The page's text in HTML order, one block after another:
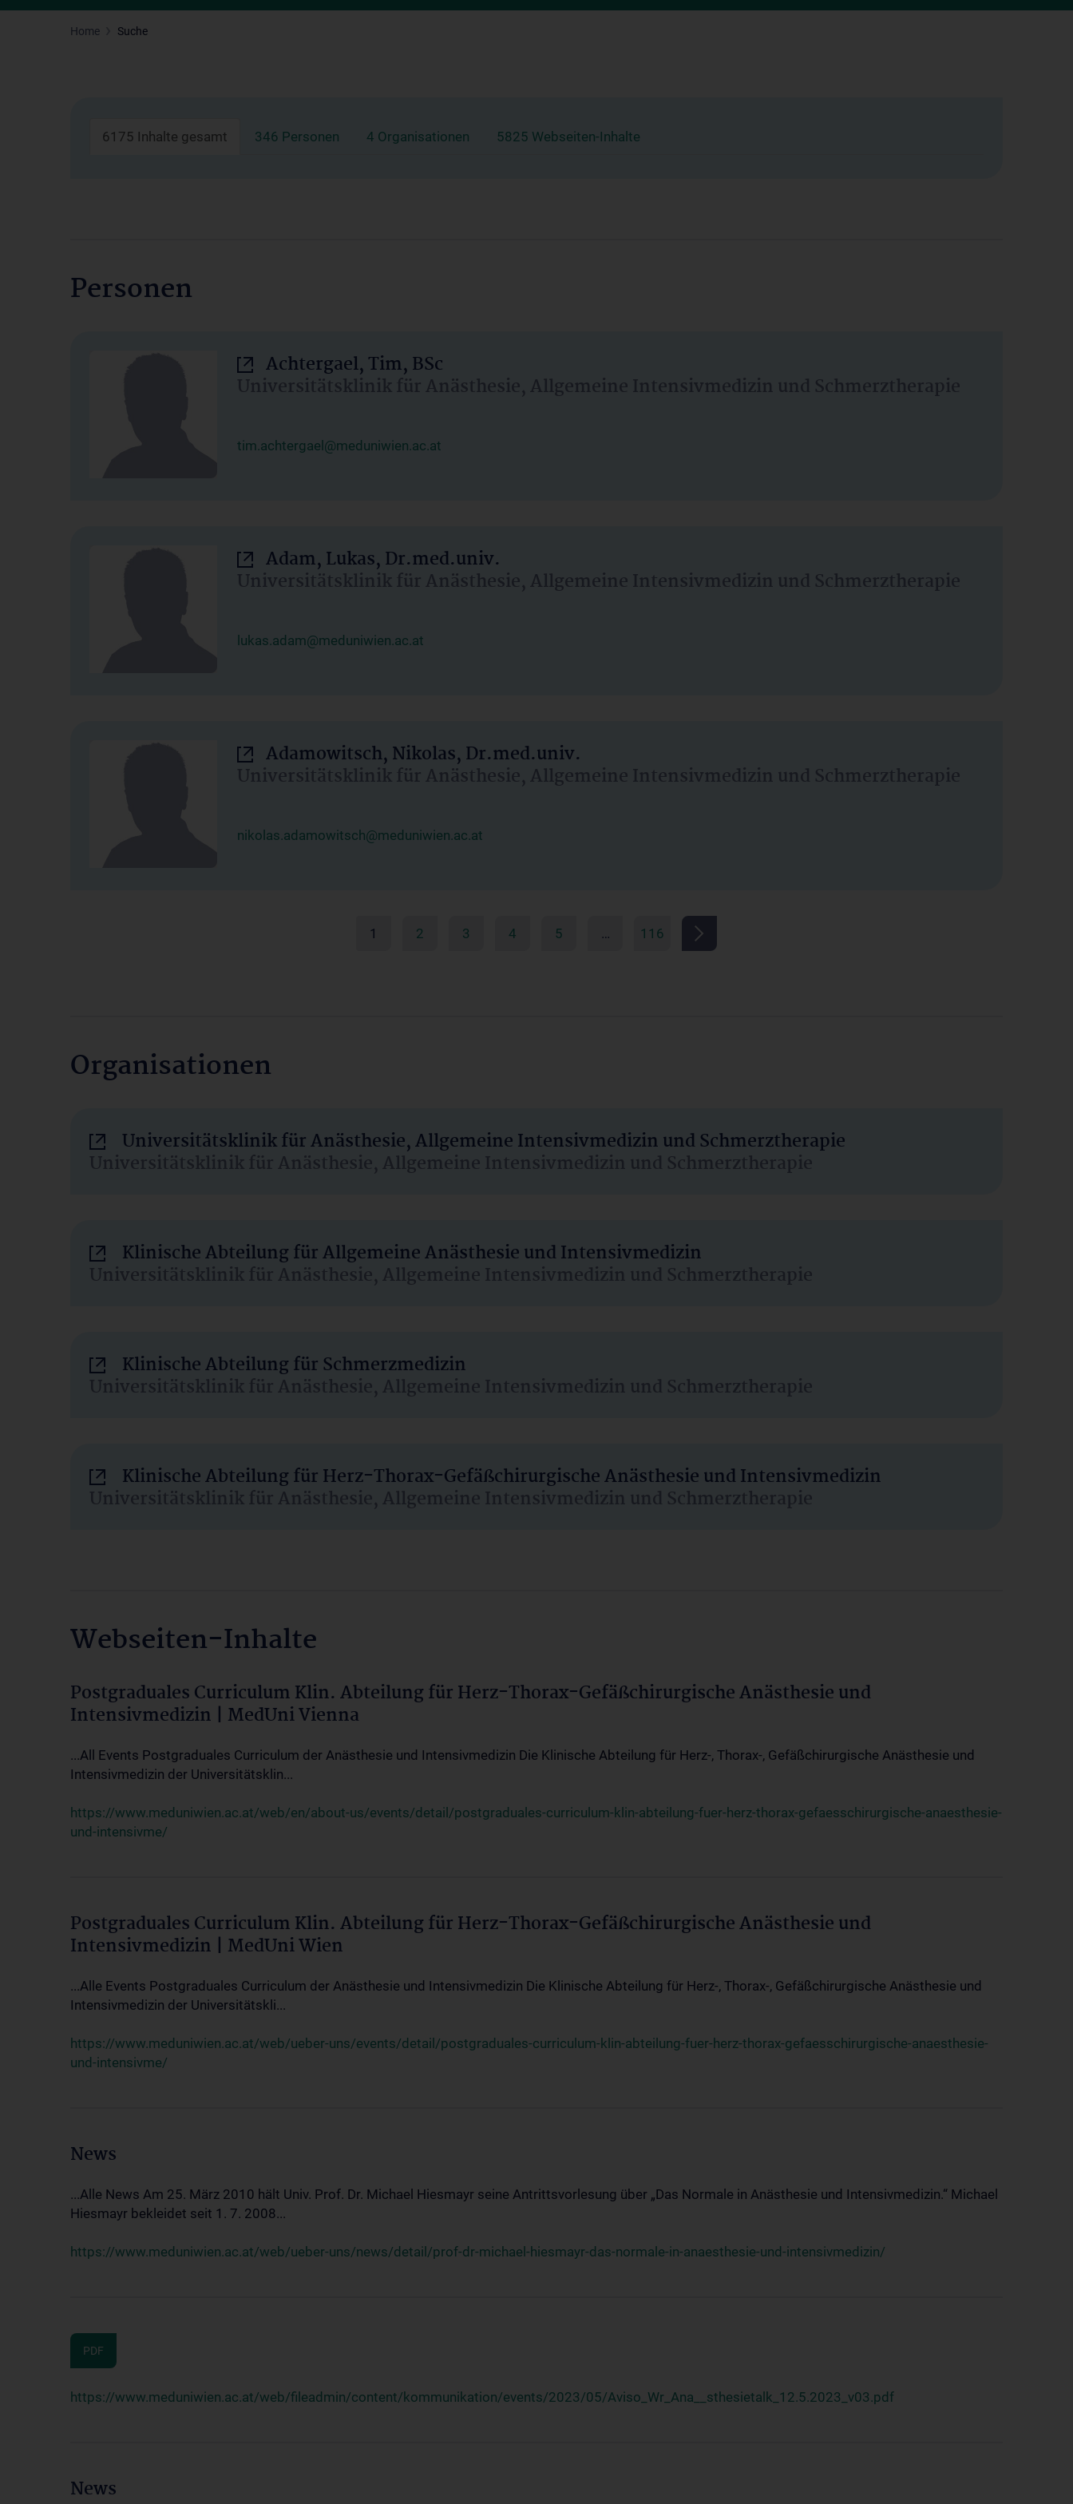
Home Suche
6175 Inhalte gesamt 346 Personen 4 Organisationen 5825 Webseiten-Inhalte
Personen
Achtergael, Tim, BSc
Universitätsklinik für Anästhesie, Allgemeine Intensivmedizin und Schmerztherapie
tim.achtergael@meduniwien.ac.at
Adam, Lukas, Dr.med.univ.
Universitätsklinik für Anästhesie, Allgemeine Intensivmedizin und Schmerztherapie
lukas.adam@meduniwien.ac.at
Adamowitsch, Nikolas, Dr.med.univ.
Universitätsklinik für Anästhesie, Allgemeine Intensivmedizin und Schmerztherapie
nikolas.adamowitsch@meduniwien.ac.at
1 2 3 4 5 … 116
Organisationen
Universitätsklinik für Anästhesie, Allgemeine Intensivmedizin und Schmerztherapie
Universitätsklinik für Anästhesie, Allgemeine Intensivmedizin und Schmerztherapie
Klinische Abteilung für Allgemeine Anästhesie und Intensivmedizin
Universitätsklinik für Anästhesie, Allgemeine Intensivmedizin und Schmerztherapie
Klinische Abteilung für Schmerzmedizin
Universitätsklinik für Anästhesie, Allgemeine Intensivmedizin und Schmerztherapie
Klinische Abteilung für Herz-Thorax-Gefäßchirurgische Anästhesie und Intensivmedizin
Universitätsklinik für Anästhesie, Allgemeine Intensivmedizin und Schmerztherapie
Webseiten-Inhalte
Postgraduales Curriculum Klin. Abteilung für Herz-Thorax-Gefäßchirurgische Anästhesie und
Intensivmedizin | MedUni Vienna
...All Events Postgraduales Curriculum der Anästhesie und Intensivmedizin Die Klinische Abteilung für Herz-, Thorax-, Gefäßchirurgische Anästhesie und
Intensivmedizin der Universitätsklin...
https://www.meduniwien.ac.at/web/en/about-us/events/detail/postgraduales-curriculum-klin-abteilung-fuer-herz-thorax-gefaesschirurgische-anaesthesie-
und-intensivme/
Postgraduales Curriculum Klin. Abteilung für Herz-Thorax-Gefäßchirurgische Anästhesie und
Intensivmedizin | MedUni Wien
...Alle Events Postgraduales Curriculum der Anästhesie und Intensivmedizin Die Klinische Abteilung für Herz-, Thorax-, Gefäßchirurgische Anästhesie und
Intensivmedizin der Universitätskli...
https://www.meduniwien.ac.at/web/ueber-uns/events/detail/postgraduales-curriculum-klin-abteilung-fuer-herz-thorax-gefaesschirurgische-anaesthesie-
und-intensivme/
News
...Alle News Am 25. März 2010 hält Univ. Prof. Dr. Michael Hiesmayr seine Antrittsvorlesung über „Das Normale in Anästhesie und Intensivmedizin.“ Michael
Hiesmayr bekleidet seit 1. 7. 2008...
https://www.meduniwien.ac.at/web/ueber-uns/news/detail/prof-dr-michael-hiesmayr-das-normale-in-anaesthesie-und-intensivmedizin/
PDF
https://www.meduniwien.ac.at/web/fileadmin/content/kommunikation/events/2023/05/Aviso_Wr_Ana__sthesietalk_12.5.2023_v03.pdf
News